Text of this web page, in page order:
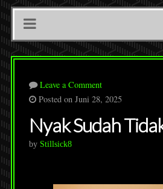
Leave a Comment
Posted on Juni 28, 2025
Nyak Sudah
by Stillsick8